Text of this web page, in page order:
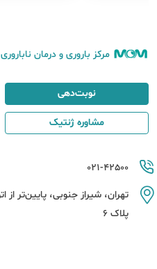
مرکز باروری و درمان ناباروری
021-42500
پلاک 6
نوبت‌دهی
مشاوره ژنتیک